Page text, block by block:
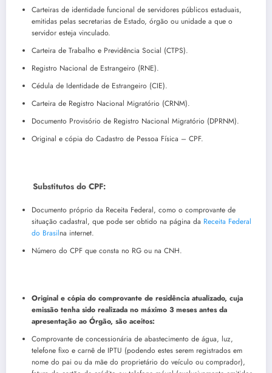
Carteiras de identidade funcional de servidores públicos estaduais,
emitidas pelas secretarias de Estado, órgão ou unidade a que o
servidor esteja vinculado.
Carteira de Trabalho e Previdência Social (CTPS).
Registro Nacional de Estrangeiro (RNE).
Cédula de Identidade de Estrangeiro (CIE).
Carteira de Registro Nacional Migratório (CRNM).
Documento Provisório de Registro Nacional Migratório (DPRNM).
Original e cópia do Cadastro de Pessoa Física – CPF.
Substitutos do CPF:
Documento próprio da Receita Federal, como o comprovante de
situação cadastral, que pode ser obtido na página da Receita Federal
do Brasilna internet.
Número do CPF que consta no RG ou na CNH.
Original e cópia do comprovante de residência atualizado, cuja
emissão tenha sido realizada no máximo 3 meses antes da
apresentação ao Órgão, são aceitos:
Comprovante de concessionária de abastecimento de água, luz,
telefone fixo e carnê de IPTU (podendo estes serem registrados em
nome do pai ou da mãe do proprietário do veículo ou comprador),